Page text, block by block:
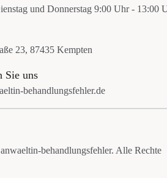
und Donnerstag 9:00 Uhr - 13:00
23, 87435 Kempten
Sie uns
behandlungsfehler.de
behandlungsfehler. Alle Rechte